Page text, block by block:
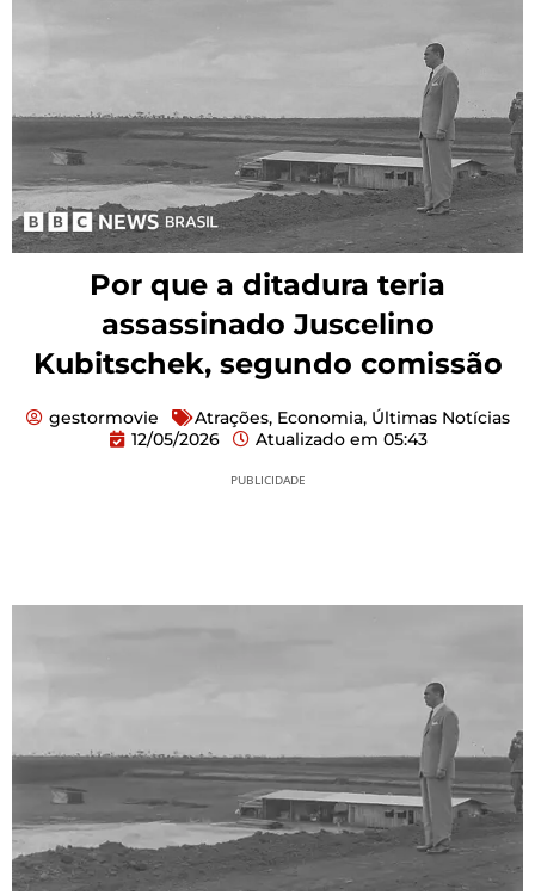
Por que a ditadura teria
assassinado Juscelino
Kubitschek, segundo comissão
gestormovie Atrações, Economia, Últimas Notícias
12/05/2026
Atualizado em 05:43
PUBLICIDADE